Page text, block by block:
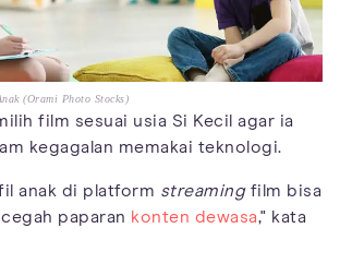
(Orami Photo Stocks)
film sesuai usia Si Kecil agar ia
kegagalan memakai teknologi.
anak di platform streamingfilm bisa
paparan konten dewasa," kata